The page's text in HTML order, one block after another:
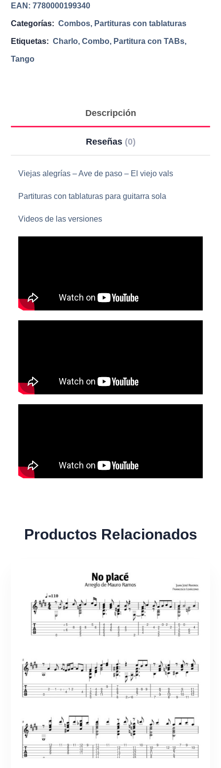
EAN:7780000199340
Categorías: Combos, Partituras con tablaturas
Etiquetas: Charlo,Combo, Partitura con TABs,
Tango
Descripción
Reseñas (0)
Viejas alegrías – Ave de paso – El viejo vals
Partituras con tablaturas para guitarra sola
Videos de las versiones
Productos Relacionados